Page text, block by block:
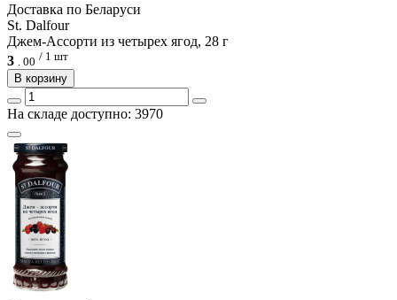
Доcтавка по Беларуси
St. Dalfour
Джем-Ассорти из четырех ягод, 28 г
3 . 00 / 1 шт
В корзину
На складе доступно: 3970